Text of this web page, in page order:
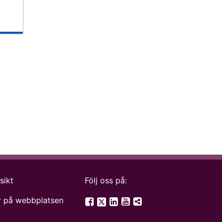
på webbplatsen
Följ oss på:
SGU på Facebook
SGU på Twitter
SGU på LinkedIn
SGU på YouTube
Fler digitala